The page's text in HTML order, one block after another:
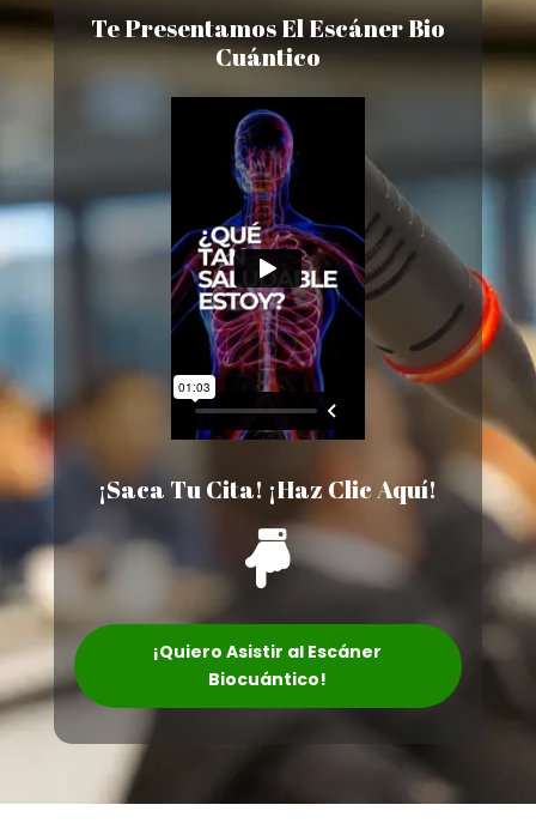
Te Presentamos El Escáner Bio
Cuántico
¡Saca Tu Cita! ¡Haz Clic Aquí!

¡Quiero Asistir al Escáner
Biocuántico!